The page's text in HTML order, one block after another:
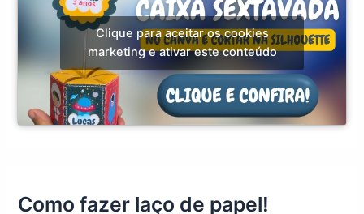
Clique para aceitar os cookies
marketing e ativar este conteúdo
Como fazer laço de papel!